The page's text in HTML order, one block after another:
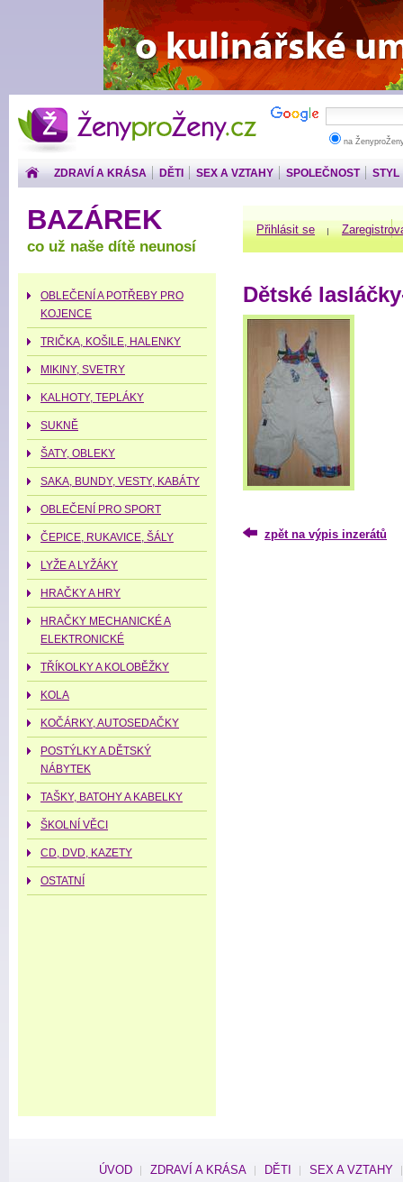
ŽenyproŽeny.cz
na
ZDRAVÍ A KRÁSA DĚTI SEX A VZTAHY SPOLEČNOST STYL
Přihlásit se
Dětské
zpět na výpis inzerátů
BAZÁREK
co už naše dítě neunosí
OBLEČENÍ A POTŘEBY PRO
KOJENCE
TRIČKA, KOŠILE, HALENKY
MIKINY, SVETRY
KALHOTY, TEPLÁKY
SUKNĚ
ŠATY, OBLEKY
SAKA, BUNDY, VESTY, KABÁTY
OBLEČENÍ PRO SPORT
ČEPICE, RUKAVICE, ŠÁLY
LYŽE A LYŽÁKY
HRAČKY A HRY
HRAČKY MECHANICKÉ A
ELEKTRONICKÉ
TŘÍKOLKY A KOLOBĚŽKY
KOLA
KOČÁRKY, AUTOSEDAČKY
POSTÝLKY A DĚTSKÝ
NÁBYTEK
TAŠKY, BATOHY A KABELKY
ŠKOLNÍ VĚCI
CD, DVD, KAZETY
OSTATNÍ
ÚVOD ZDRAVÍ A KRÁSA DĚTI SEX A VZTAHY